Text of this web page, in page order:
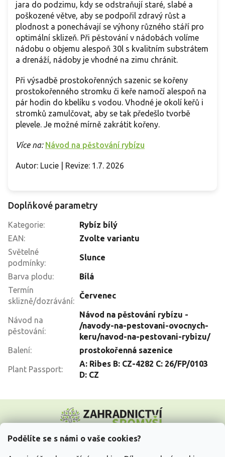
Podělíte se s námi o vaše cookies?
jara do podzimu, kdy se odstraňují staré, slabé a
poškozené větve, aby se podpořil zdravý růst a
plodnost a ponechávají se výhony různého stáří pro
optimální sklizeň. Při pěstování v nádobách volíme
nádobu o objemu alespoň 30l s kvalitním substrátem
a drenáží, nádoby je vhodné na zimu chránit.
Při výsadbě prostokořenných sazenic se kořeny
prostokořenného stromku či keře namočí alespoň na
pár hodin do kbelíku s vodou. Vhodné je okolí keřů i
stromků zamulčovat, aby se tak předešlo tvorbě
plevele. Je možné mírně zakrátit kořeny.
Více na: Návod na pěstování rybízu
Autor: Lucie | Revize: 1.7. 2026
Doplňkové parametry
Kategorie:
Rybíz bílý
EAN:
Zvolte variantu
Světelné
podmínky:
Slunce
Barva plodu:
Bílá
Termín
sklizně/dozrávání:
Červenec
Návod na
pěstování:
Návod na pěstování rybízu -
/navody-na-pestovani-ovocnych-
keru/navod-na-pestovani-rybizu/
Balení: prostokořenná sazenice
Plant Passport:
A: Ribes B: CZ-4282 C: 26/FP/0103
D: CZ
p